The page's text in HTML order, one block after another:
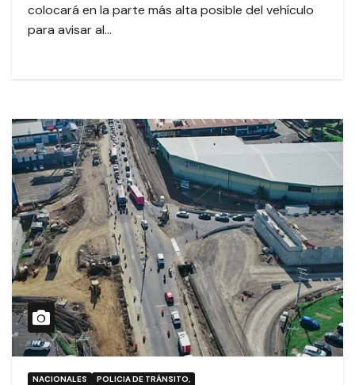
colocará en la parte más alta posible del vehículo
para avisar al…
NACIONALES POLICIA DE TRÁNSITO,